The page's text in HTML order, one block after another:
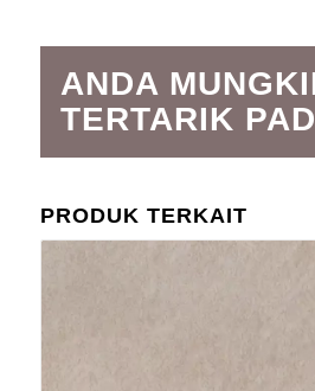
ANDA
TERTARIK
PRODUK TERKAIT